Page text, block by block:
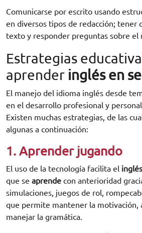
Comunicarse por escrito usando
en diversos tipos de redacción; tener
texto y responder preguntas sobre el
Estrategias
aprender inglés en
El manejo del idioma inglés desde
en el desarrollo profesional y
Existen muchas estrategias, de las
algunas a continuación:
1. Aprender jugando
El uso de la tecnología facilita el
que se aprende con anterioridad
simulaciones, juegos de rol,
que permite mantener la motivación,
manejar la gramática.